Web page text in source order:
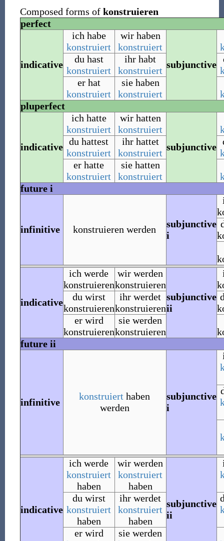
Composed forms of konstruieren
perfect
indicative
ich habe
konstruiert
wir haben
konstruiert
subjunctive
du hast
konstruiert
ihr habt
konstruiert
er hat
konstruiert
sie haben
konstruiert
pluperfect
indicative
ich hatte
konstruiert
wir hatten
konstruiert
subjunctive
du hattest
konstruiert
ihr hattet
konstruiert
er hatte
konstruiert
sie hatten
konstruiert
future i
infinitive konstruieren werden
subjunctive
i
indicative
ich werde
konstruieren
wir werden
konstruieren
subjunctive
ii
du wirst
konstruieren
ihr werdet
konstruieren
er wird
konstruieren
sie werden
konstruieren
future ii
infinitive
konstruiert haben
werden
subjunctive
i
indicative
ich werde
konstruiert
haben
wir werden
konstruiert
haben
subjunctive
ii
du wirst
konstruiert
haben
ihr werdet
konstruiert
haben
er wird
sie werden